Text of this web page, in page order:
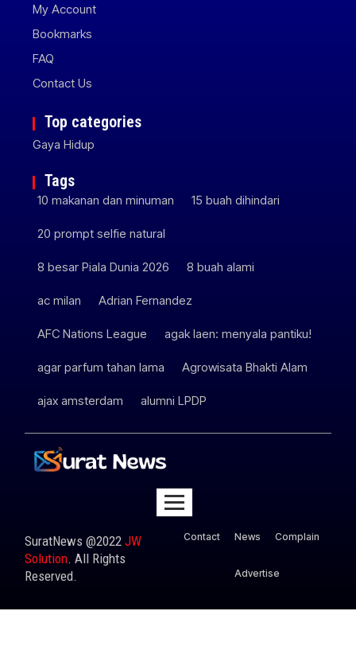
My Account
Bookmarks
FAQ
Contact Us
Top categories
Gaya Hidup
Tags
10 makanan dan minuman 15 buah dihindari
20 prompt selfie natural
8 besar Piala Dunia 2026 8 buah alami
ac milan Adrian Fernandez
AFC Nations League agak laen: menyala pantiku!
agar parfum tahan lama Agrowisata Bhakti Alam
ajax amsterdam alumni LPDP
SuratNews @2022JW
Solution. All Rights
Reserved.
Contact News Complain
Advertise